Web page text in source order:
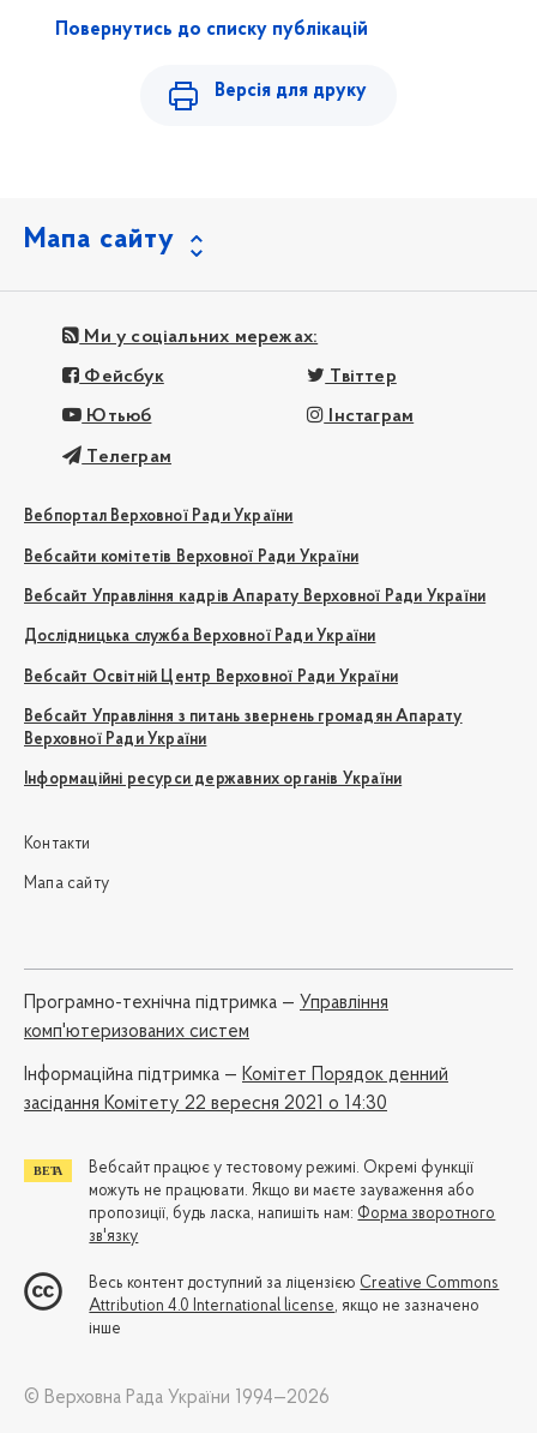
Повернутись до списку публікацій
Версія для друку
Мапа сайту
Ми у соціальних мережах:
Фейсбук Твіттер
Ютьюб Інстаграм
Телеграм
Вебпортал Верховної Ради України
Вебсайти комітетів Верховної Ради України
Вебсайт Управління кадрів Апарату Верховної Ради України
Дослідницька служба Верховної Ради України
Вебсайт Освітній Центр Верховної Ради України
Вебсайт Управління з питань звернень громадян Апарату
Верховної Ради України
Інформаційні ресурси державних органів України
Контакти
Мапа сайту
Програмно-технічна підтримка — Управління
комп'ютеризованих систем
Iнформаційна підтримка — Комітет Порядок денний
засідання Комітету 22 вересня 2021 о 14:30
Вебсайт працює у тестовому режимі. Окремі функції
можуть не працювати. Якщо ви маєте зауваження або
пропозиції, будь ласка, напишіть нам: Форма зворотного
зв'язку
Весь контент доступний за ліцензією Creative Commons
Attribution 4.0 International license, якщо не зазначено
інше
© Верховна Рада України 1994—2026